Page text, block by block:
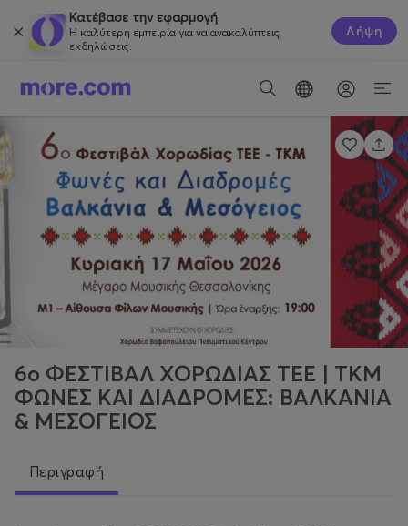
Κατέβασε την εφαρμογή
Η καλύτερη εμπειρία για να ανακαλύπτεις
εκδηλώσεις.
Λήψη
6ο ΦΕΣΤΙΒΑΛ ΧΟΡΩΔΙΑΣ ΤΕΕ | ΤΚΜ
ΦΩΝΕΣ ΚΑΙ ΔΙΑΔΡΟΜΕΣ: ΒΑΛΚΑΝΙΑ
& ΜΕΣΟΓΕΙΟΣ
Περιγραφή